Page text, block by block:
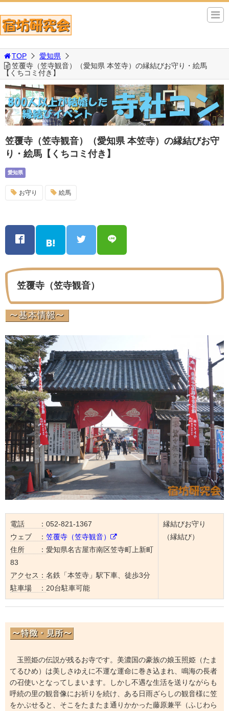
TOP
愛知県
笠覆寺（笠寺観音）（愛知県 本笠寺）の縁結びお守り・絵馬
【くちコミ付き】
笠覆寺（笠寺観音）（愛知県 本笠寺）の縁結びお守
り・絵馬【くちコミ付き】
愛知県
お守り 絵馬
笠覆寺（笠寺観音）
電話 ： 052-821-1367
ウェブ ： 笠覆寺（笠寺観音）
住所 ： 愛知県名古屋市南区笠寺町上新町
83
アクセス： 名鉄「本笠寺」駅下車、徒歩3分
駐車場 ： 20台駐車可能
縁結びお守り
（縁結び）
玉照姫の伝説が残るお寺です。美濃国の豪族の娘玉照姫（たま
てるひめ）は美しさゆえに不運な運命に巻き込まれ、鳴海の長者
の召使いとなってしまいます。しかし不遇な生活を送りながらも
呼続の里の観音像にお祈りを続け、ある日雨ざらしの観音様に笠
をかぶせると、そこをたまたま通りかかった藤原兼平（ふじわら